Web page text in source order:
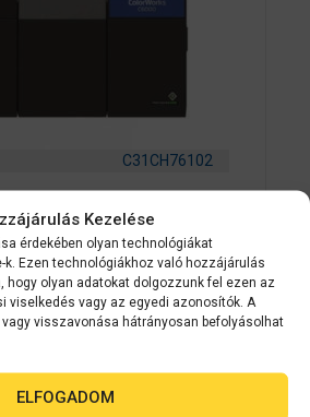
Kezelése
érdekében olyan technológiákat
k. Ezen technológiákhoz való hozzájárulás
hogy olyan adatokat dolgozzunk fel ezen az
viselkedés vagy az egyedi azonosítók. A
visszavonása hátrányosan befolyásolhat
ELFOGADOM
C31CH76102
C6000AE színes
0
a
z
5
ő
l
Készleten
188 999Ft